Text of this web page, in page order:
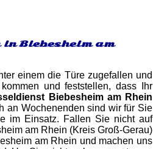
Biebesheim am
einem die Türe zugefallen und
und feststellen, dass Ihr
Biebesheim am Rhein
an Wochenenden sind wir für Sie
im Einsatz. Fallen Sie nicht auf
am Rhein (Kreis Groß-Gerau)
am Rhein und machen uns